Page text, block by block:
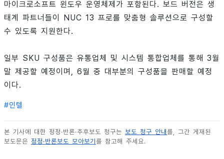
마이크로소프트 윈도우 운영체제가 포함된다. 보드 버전은 생
태계 파트너들이 NUC 13 프로를 맞춤형 솔루션으로 구성할
수 있도록 지원한다.
일부 SKU 구성품은 유통업체 및 시스템 통합업체를 통해 3월
말 제공할 예정이며, 6월 중 대부분의 구성품을 판매할 예정
이다.
#인텔
본 기사에 대한 정정·반론·추후보도 청구는 보도 청구 안내를, 그간 게재된
보도문은 정정·반론보도 모아보기를 참고해 주세요.